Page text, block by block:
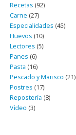
Recetas (92)
Carne (27)
Especialidades (45)
Huevos (10)
Lectores (5)
Panes (6)
Pasta (16)
Pescado y Marisco (21)
Postres (17)
Repostería (8)
Vídeo (3)